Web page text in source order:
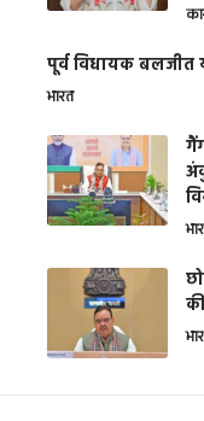
पूर्व विधायक बलजीत
भारत